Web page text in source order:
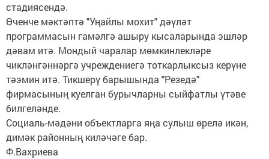
стадиясендә.
Өченче мәктәптә "Уңайлы мохит" дәүләт
программасын гамәлгә ашыру кысаларында эшләр
дәвам итә. Мондый чаралар мөмкинлекләре
чикләнгәннәргә учреждениегә тоткарлыксыз керүне
тәэмин итә. Тикшерү барышында "Резедә"
фирмасының куелган бурычларны сыйфатлы үтәве
билгеләнде.
Социаль-мәдәни объектларга яңа сулыш өрелә икән,
димәк районның киләчәге бар.
Ф.Вахриева